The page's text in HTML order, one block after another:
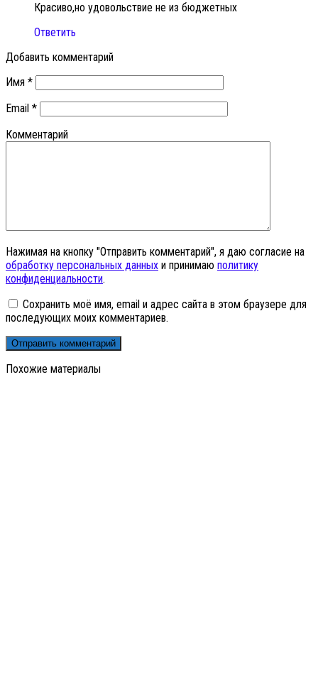
Красиво,но удовольствие не из бюджетных
Ответить
Добавить комментарий
Имя *
Email *
Комментарий
Нажимая на кнопку "Отправить комментарий", я даю согласие на
обработку персональных данных и принимаю политику
конфиденциальности.
Сохранить моё имя, email и адрес сайта в этом браузере для
последующих моих комментариев.
Похожие материалы